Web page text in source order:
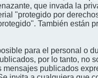
que invada la
"protegido por
También están
para el personal o
por lo tanto, no
mensajes publicados